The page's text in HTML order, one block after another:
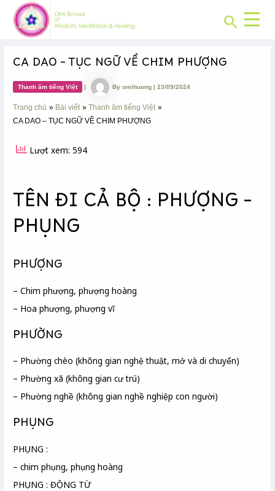
content
Search
CA DAO – TỤC NGỮ VỀ CHIM PHƯỢNG
Thanh âm tiếng Việt | Byomihuong|23/09/2024
Trang chủ Bài viết
Thanh âm tiếng Việt
CA DAO – TỤC NGỮ VỀ CHIM PHƯỢNG
Lượt xem: 594
TÊN ĐI CẢ BỘ : PHƯỢNG –
PHỤNG
PHƯỢNG
– Chim phượng, phượng hoàng
– Hoa phượng, phượng vĩ
PHƯỜNG
– Phường chèo (không gian nghệ thuật, mở và di chuyển)
– Phường xã (không gian cư trú)
– Phường nghề (không gian nghề nghiệp con người)
PHỤNG
PHỤNG :
– chim phụng, phụng hoàng
PHỤNG : ĐỘNG TỪ
Post
navigation
CHUYÊN
MỤC: